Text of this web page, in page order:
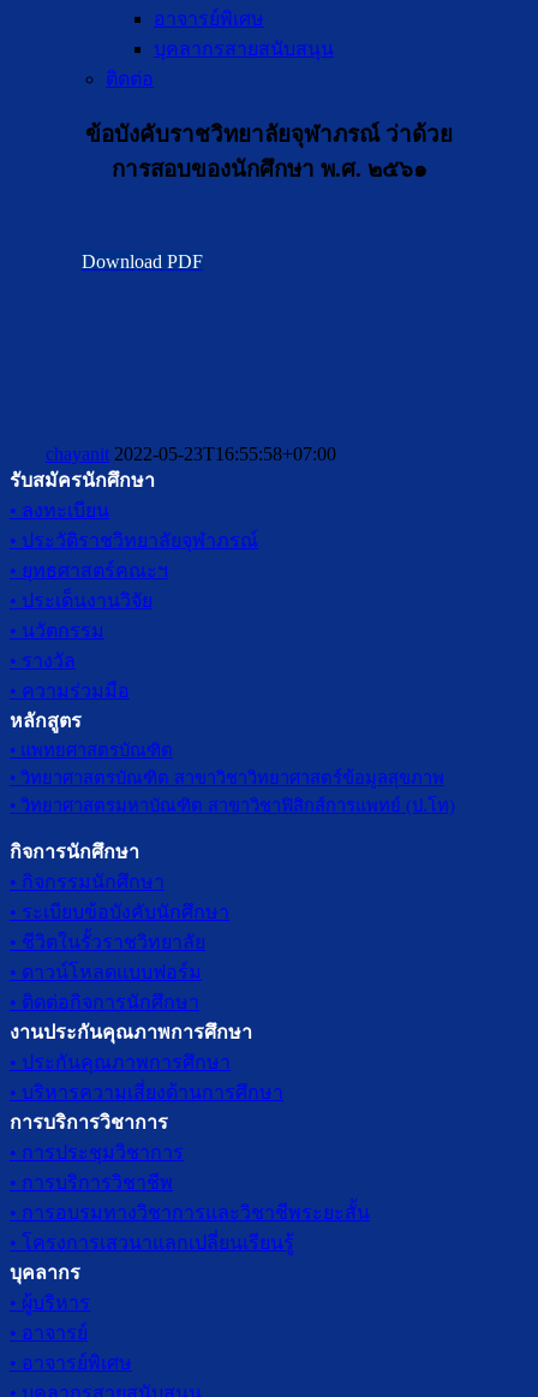
อาจารย์พิเศษ
บุคลากรสายสนับสนุน
ติดต่อ
ข้อบังคับราชวิทยาลัยจุฬาภรณ์ ว่าด้วย
การสอบของนักศึกษา พ.ศ. ๒๕๖๑
Download PDF
chayanit 2022-05-23T16:55:58+07:00
รับสมัครนักศึกษา
• ลงทะเบียน
• ประวัติราชวิทยาลัยจุฬาภรณ์
• ยุทธศาสตร์คณะฯ
• ประเด็นงานวิจัย
• นวัตกรรม
• รางวัล
• ความร่วมมือ
หลักสูตร
• แพทยศาสตรบัณฑิต
• วิทยาศาสตรบัณฑิต สาขาวิชาวิทยาศาสตร์ข้อมูลสุขภาพ
• วิทยาศาสตรมหาบัณฑิต สาขาวิชาฟิสิกส์การแพทย์ (ป.โท)
กิจการนักศึกษา
• กิจกรรมนักศึกษา
• ระเบียบข้อบังคับนักศึกษา
• ชีวิตในรั้วราชวิทยาลัย
• ดาวน์โหลดแบบฟอร์ม
• ติดต่อกิจการนักศึกษา
งานประกันคุณภาพการศึกษา
• ประกันคุณภาพการศึกษา
• บริหารความเสี่ยงด้านการศึกษา
การบริการวิชาการ
• การประชุมวิชาการ
• การบริการวิชาชีพ
• การอบรมทางวิชาการและวิชาชีพระยะสั้น
• โครงการเสวนาแลกเปลี่ยนเรียนรู้
บุคลากร
• ผู้บริหาร
• อาจารย์
• อาจารย์พิเศษ
• บุคลากรสายสนับสนุน